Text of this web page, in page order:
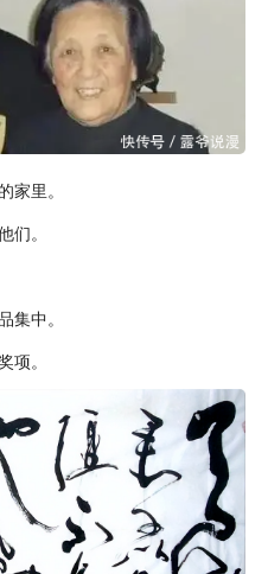
家里。
们。
集中。
项。